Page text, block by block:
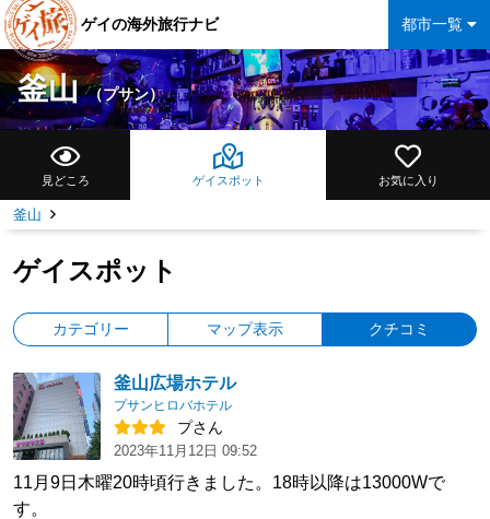
都市一覧
ゲイの海外旅行ナビ
釜山（プサン）
見どころ ゲイスポット お気に入り
釜山
ゲイスポット
カテゴリー マップ表示 クチコミ
釜山広場ホテル
プサンヒロバホテル
プさん
2023年11月12日 09:52
11月9日木曜20時頃行きました。18時以降は13000Wで
す。